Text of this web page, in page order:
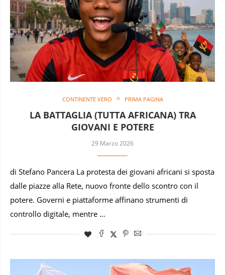
CONTINENTE VERO PRIMA PAGINA
LA BATTAGLIA (TUTTA AFRICANA) TRA
GIOVANI E POTERE
29 Marzo 2026
di Stefano Pancera La protesta dei giovani africani si sposta
dalle piazze alla Rete, nuovo fronte dello scontro con il
potere. Governi e piattaforme affinano strumenti di
controllo digitale, mentre …